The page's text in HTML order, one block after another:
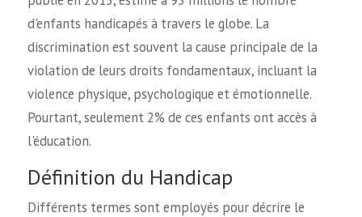
d'enfants handicapés à travers le globe. La
discrimination est souvent la cause principale de la
violation de leurs droits fondamentaux, incluant la
violence physique, psychologique et émotionnelle.
Pourtant, seulement 2% de ces enfants ont accès à
l'éducation.
Définition du Handicap
Différents termes sont employés pour décrire le